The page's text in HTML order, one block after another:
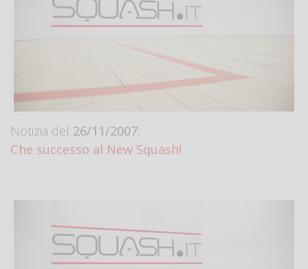
Notizia del 26/11/2007:
Che successo al New Squash!